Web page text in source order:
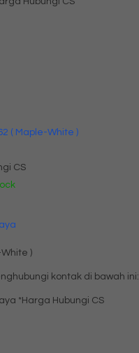
( Maple-White )
CS
)
kontak di bawah ini:
*Harga Hubungi CS